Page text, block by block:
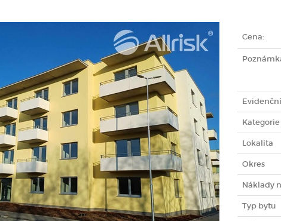
Cena:
Kategorie
Lokalita
Okres
Náklady
Typ bytu